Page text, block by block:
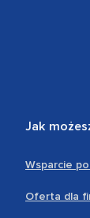
Jak
Wsparcie
Oferta dla